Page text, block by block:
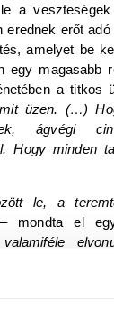
a
erednek erőt
amelyet be
egy magasabb
a titkos
üzen. (…)
ágvégi
Hogy minden
le, a
mondta el
a koronavírus-